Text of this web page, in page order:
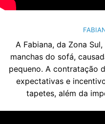
A Fabiana, da Zona
manchas do sofá,
pequeno. A contratação
expectativas e
tapetes, além da